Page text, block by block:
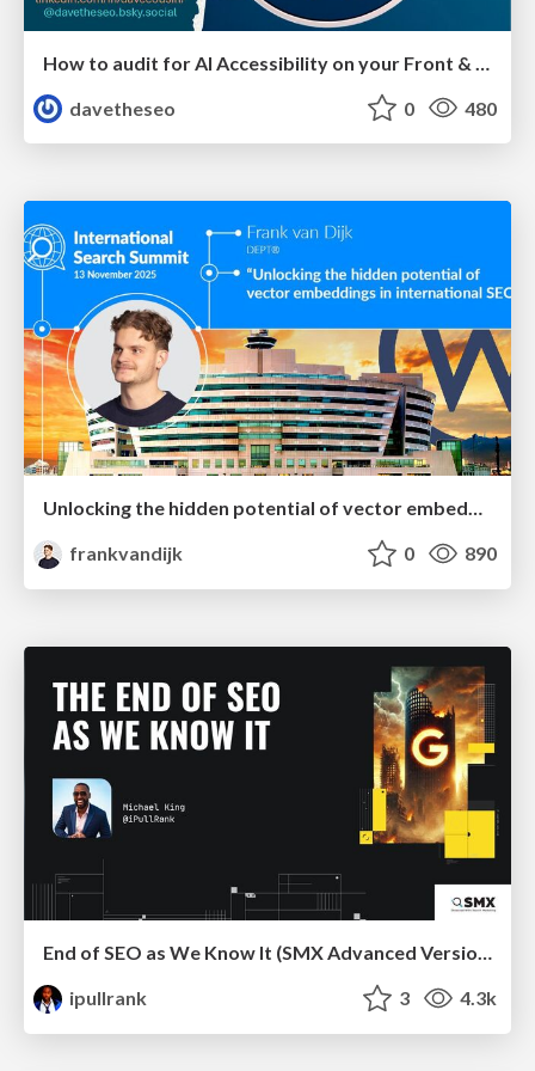
davetheseo
0 480
Unlocking the hidden potential of vector embeddings in international SEO
frankvandijk
0 890
End of SEO as We Know It (SMX Advanced Version)
ipullrank
3 4.3k